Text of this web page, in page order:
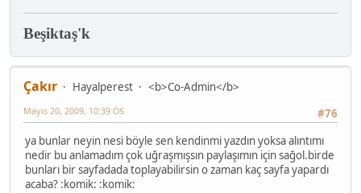
Beşiktaş'k
Çakır Hayalperest
<b>Co-Admin</b>
#76
Mayıs 20, 2009, 10:39 ÖS
ya bunlar neyin nesi böyle sen kendinmi yazdın yoksa alıntımı
nedir bu anlamadım çok uğraşmışsın paylaşımın için sağol.birde
bunları bir sayfadada toplayabilirsin o zaman kaç sayfa yapardı
acaba? :komik: :komik: